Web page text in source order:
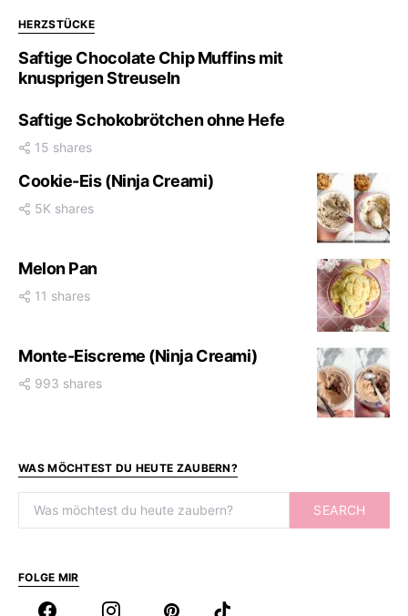
HERZSTÜCKE
Saftige Chocolate Chip Muffins mit
knusprigen Streuseln
Saftige Schokobrötchen ohne Hefe
15 shares
Cookie-Eis (Ninja Creami)
5K shares
Melon Pan
11 shares
Monte-Eiscreme (Ninja Creami)
993 shares
WAS MÖCHTEST DU HEUTE ZAUBERN?
SEARCH
FOLGE MIR